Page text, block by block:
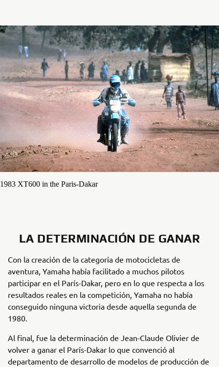
1983 XT600 in the Paris-Dakar
LA DETERMINACIÓN DE GANAR
Con la creación de la categoría de motocicletas de
aventura, Yamaha había facilitado a muchos pilotos
participar en el París-Dakar, pero en lo que respecta a los
resultados reales en la competición, Yamaha no había
conseguido ninguna victoria desde aquella segunda de
1980.
Al final, fue la determinación de Jean-Claude Olivier de
volver a ganar el París-Dakar lo que convenció al
departamento de desarrollo de modelos de producción de